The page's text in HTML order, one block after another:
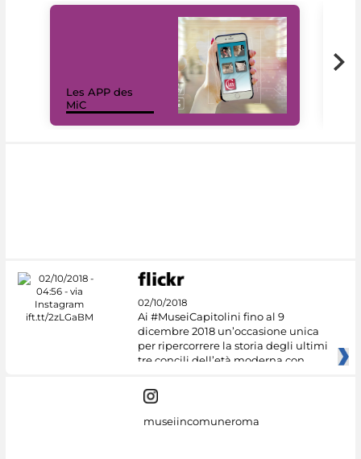
Les APP des
MiC
02/10/2018
Ai #MuseiCapitolini fino al 9
dicembre 2018 un’occasione unica
per ripercorrere la storia degli ultimi
tre concili dell’età moderna con
museiincomuneroma